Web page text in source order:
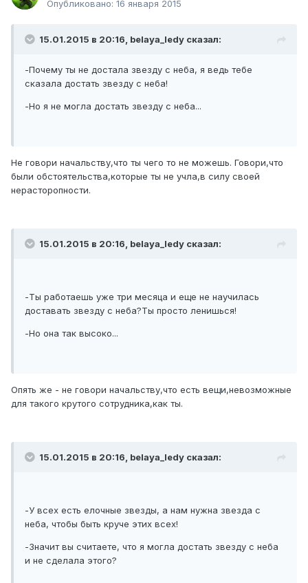
Опубликовано: 16 января 2015
15.01.2015 в 20:16, belaya_ledy сказал:
-Почему ты не достала звезду с неба, я ведь тебе
сказала достать звезду с неба!
-Но я не могла достать звезду с неба...
Не говори начальству,что ты чего то не можешь. Говори,что
были обстоятельства,которые ты не учла,в силу своей
нерасторопности.
15.01.2015 в 20:16, belaya_ledy сказал:
-Ты работаешь уже три месяца и еще не научилась
доставать звезду с неба?Ты просто ленишься!
-Но она так высоко...
Опять же - не говори начальству,что есть вещи,невозможные
для такого крутого сотрудника,как ты.
15.01.2015 в 20:16, belaya_ledy сказал:
-У всех есть елочные звезды, а нам нужна звезда с
неба, чтобы быть круче этих всех!
-Значит вы считаете, что я могла достать звезду с неба
и не сделала этого?